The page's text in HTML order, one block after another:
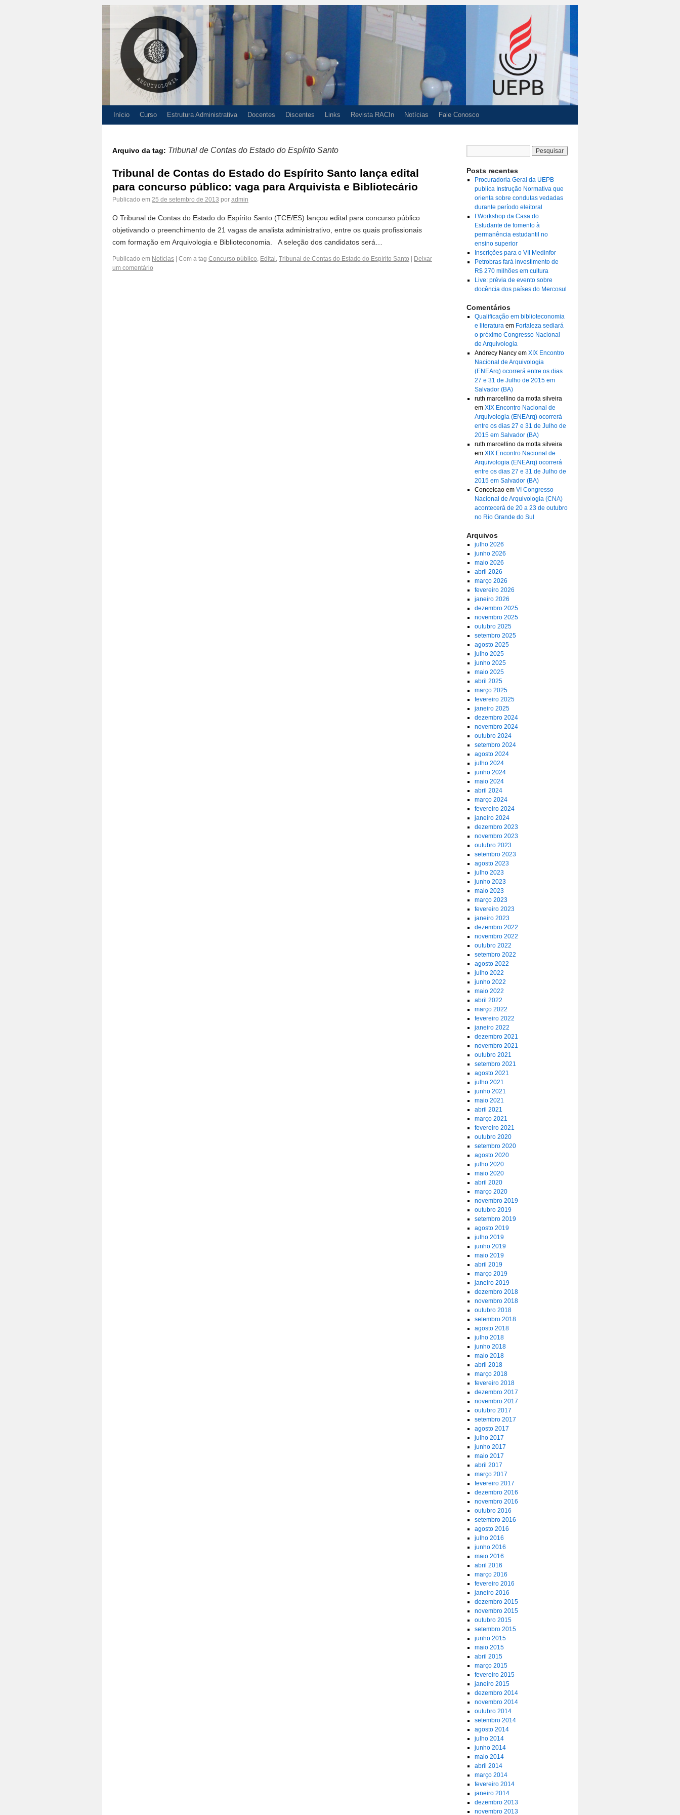
Início Curso Estrutura Administrativa Docentes Discentes Links Revista RACIn Notícias Fale Conosco
Arquivo da tag: Tribunal de Contas do Estado do Espírito Santo
Tribunal de Contas do Estado do Espírito Santo lança edital
para concurso público: vaga para Arquivista e Bibliotecário
Publicado em 25 de setembro de 2013 por admin
O Tribunal de Contas do Estado do Espírito Santo (TCE/ES) lançou edital para concurso público
objetivando o preenchimento de 21 vagas de analista administrativo, entre os quais profissionais
com formação em Arquivologia e Biblioteconomia. A seleção dos candidatos será…
Publicado em Notícias Com a tag Concurso público, Edital , Tribunal de Contas do Estado do Espírito Santo
Deixar
um comentário
Posts recentes
Procuradoria Geral da UEPB
publica Instrução Normativa que
orienta sobre condutas vedadas
durante período eleitoral
I Workshop da Casa do
Estudante de fomento à
permanência estudantil no
ensino superior
Inscrições para o VII Medinfor
Petrobras fará investimento de
R$ 270 milhões em cultura
Live: prévia de evento sobre
docência dos países do Mercosul
Comentários
Qualificação em biblioteconomia
e literaturaem Fortaleza sediará
o próximo Congresso Nacional
de Arquivologia
Andrecy Nancyem XIX Encontro
Nacional de Arquivologia
(ENEArq) ocorrerá entre os dias
27 e 31 de Julho de 2015 em
Salvador (BA)
ruth marcellino da motta silveira
em XIX Encontro Nacional de
Arquivologia (ENEArq) ocorrerá
entre os dias 27 e 31 de Julho de
2015 em Salvador (BA)
ruth marcellino da motta silveira
em XIX Encontro Nacional de
Arquivologia (ENEArq) ocorrerá
entre os dias 27 e 31 de Julho de
2015 em Salvador (BA)
Conceicaoem VI Congresso
Nacional de Arquivologia (CNA)
acontecerá de 20 a 23 de outubro
no Rio Grande do Sul
Arquivos
julho 2026
junho 2026
maio 2026
abril 2026
março 2026
fevereiro 2026
janeiro 2026
dezembro 2025
novembro 2025
outubro 2025
setembro 2025
agosto 2025
julho 2025
junho 2025
maio 2025
abril 2025
março 2025
fevereiro 2025
janeiro 2025
dezembro 2024
novembro 2024
outubro 2024
setembro 2024
agosto 2024
julho 2024
junho 2024
maio 2024
abril 2024
março 2024
fevereiro 2024
janeiro 2024
dezembro 2023
novembro 2023
outubro 2023
setembro 2023
agosto 2023
julho 2023
junho 2023
maio 2023
março 2023
fevereiro 2023
janeiro 2023
dezembro 2022
novembro 2022
outubro 2022
setembro 2022
agosto 2022
julho 2022
junho 2022
maio 2022
abril 2022
março 2022
fevereiro 2022
janeiro 2022
dezembro 2021
novembro 2021
outubro 2021
setembro 2021
agosto 2021
julho 2021
junho 2021
maio 2021
abril 2021
março 2021
fevereiro 2021
outubro 2020
setembro 2020
agosto 2020
julho 2020
maio 2020
abril 2020
março 2020
novembro 2019
outubro 2019
setembro 2019
agosto 2019
julho 2019
junho 2019
maio 2019
abril 2019
março 2019
janeiro 2019
dezembro 2018
novembro 2018
outubro 2018
setembro 2018
agosto 2018
julho 2018
junho 2018
maio 2018
abril 2018
março 2018
fevereiro 2018
dezembro 2017
novembro 2017
outubro 2017
setembro 2017
agosto 2017
julho 2017
junho 2017
maio 2017
abril 2017
março 2017
fevereiro 2017
dezembro 2016
novembro 2016
outubro 2016
setembro 2016
agosto 2016
julho 2016
junho 2016
maio 2016
abril 2016
março 2016
fevereiro 2016
janeiro 2016
dezembro 2015
novembro 2015
outubro 2015
setembro 2015
junho 2015
maio 2015
abril 2015
março 2015
fevereiro 2015
janeiro 2015
dezembro 2014
novembro 2014
outubro 2014
setembro 2014
agosto 2014
julho 2014
junho 2014
maio 2014
abril 2014
março 2014
fevereiro 2014
janeiro 2014
dezembro 2013
novembro 2013